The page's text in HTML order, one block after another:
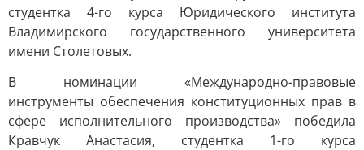
студентка 4-го курса Юридического института
Владимирского государственного университета
имени Столетовых.
В номинации «Международно-правовые
инструменты обеспечения конституционных прав в
сфере исполнительного производства» победила
Кравчук Анастасия, студентка 1-го курса